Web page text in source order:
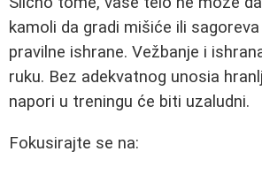
kamoli da gradi mišiće ili
pravilne ishrane. Vežbanje i
ruku. Bez adekvatnog unosia
napori u treningu će biti uzaludni.
Fokusirajte se na: